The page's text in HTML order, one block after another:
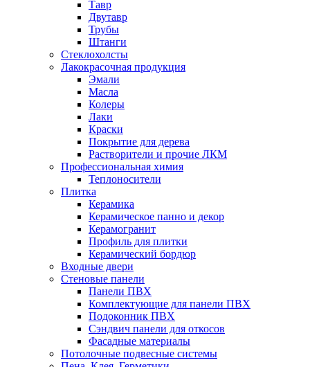
Тавр
Двутавр
Трубы
Штанги
Стеклохолсты
Лакокрасочная продукция
Эмали
Масла
Колеры
Лаки
Краски
Покрытие для дерева
Растворители и прочие ЛКМ
Профессиональная химия
Теплоносители
Плитка
Керамика
Керамическое панно и декор
Керамогранит
Профиль для плитки
Керамический бордюр
Входные двери
Стеновые панели
Панели ПВХ
Комплектующие для панели ПВХ
Подоконник ПВХ
Сэндвич панели для откосов
Фасадные материалы
Потолочные подвесные системы